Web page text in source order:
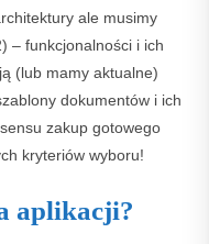
ale musimy
– funkcjonalności i ich
(lub mamy aktualne)
dokumentów i ich
zakup gotowego
kryteriów wyboru!
aplikacji?